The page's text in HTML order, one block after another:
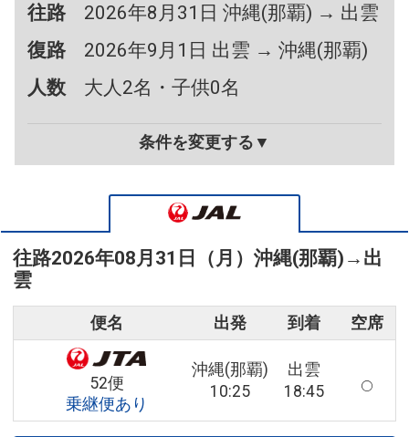
往路
2026年8月31日 沖縄(那覇) → 出雲
復路
2026年9月1日 出雲 → 沖縄(那覇)
人数
大人2名・子供0名
条件を変更する▼
往路2026年08月31日（月） 沖縄(那覇) → 出
雲
便名 出発 到着 空席
52便
乗継便あり
沖縄(那覇)
10:25
出雲
18:45